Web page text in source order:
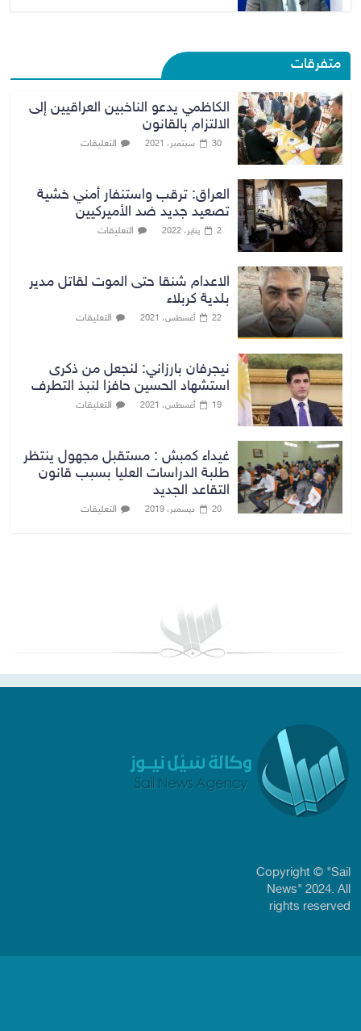
متفرقات
الكاظمي يدعو الناخبين العراقيين إلى
الالتزام بالقانون
30 سبتمبر، 2021 التعليقات
العراق: ترقب واستنفار أمني خشية
تصعيد جديد ضد الأميركيين
2 يناير، 2022 التعليقات
الاعدام شنقا حتى الموت لقاتل مدير
بلدية كربلاء
22 أغسطس، 2021 التعليقات
نيجرفان بارزاني: لنجعل من ذكرى
استشهاد الحسين حافزا لنبذ التطرف
19 أغسطس، 2021 التعليقات
غيداء كمبش : مستقبل مجهول ينتظر
طلبة الدراسات العليا بسبب قانون
التقاعد الجديد
20 ديسمبر، 2019 التعليقات
Copyright © "Sail
News" 2024. All
rights reserved